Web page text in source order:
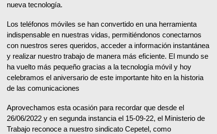
nueva tecnología.
Los teléfonos móviles se han convertido en una herramienta
indispensable en nuestras vidas, permitiéndonos conectarnos
con nuestros seres queridos, acceder a información instantánea
y realizar nuestro trabajo de manera más eficiente. El mundo se
ha vuelto más pequeño gracias a la tecnología móvil y hoy
celebramos el aniversario de este importante hito en la historia
de las comunicaciones
Aprovechamos esta ocasión para recordar que desde el
26/06/2022 y en segunda instancia el 15-09-22, el Ministerio de
Trabajo reconoce a nuestro sindicato Cepetel, como